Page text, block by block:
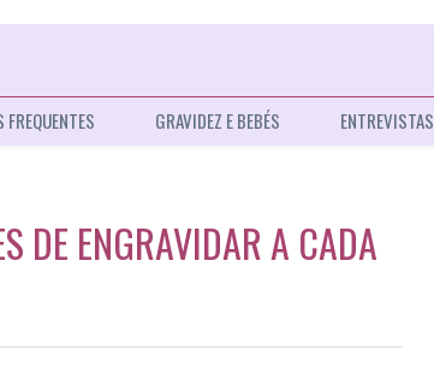
FREQUENTES GRAVIDEZ E BEBÉS ENTREVISTAS
DE ENGRAVIDAR A CADA